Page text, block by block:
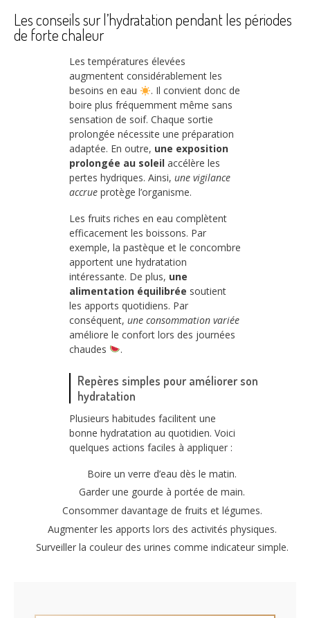
Les conseils sur l’hydratation pendant les périodes
de forte chaleur
Les températures élevées
augmentent considérablement les
besoins en eau
. Il convient donc de
boire plus fréquemment même sans
sensation de soif. Chaque sortie
prolongée nécessite une préparation
adaptée. En outre, une exposition
prolongée au soleil accélère les
pertes hydriques. Ainsi, une vigilance
accrue protège l’organisme.
Les fruits riches en eau complètent
efficacement les boissons. Par
exemple, la pastèque et le concombre
apportent une hydratation
intéressante. De plus, une
alimentation équilibrée soutient
les apports quotidiens. Par
conséquent, une consommation variée
améliore le confort lors des journées
chaudes
.
Repères simples pour améliorer son
hydratation
Plusieurs habitudes facilitent une
bonne hydratation au quotidien. Voici
quelques actions faciles à appliquer :
Boire un verre d’eau dès le matin.
Garder une gourde à portée de main.
Consommer davantage de fruits et légumes.
Augmenter les apports lors des activités physiques.
Surveiller la couleur des urines comme indicateur simple.